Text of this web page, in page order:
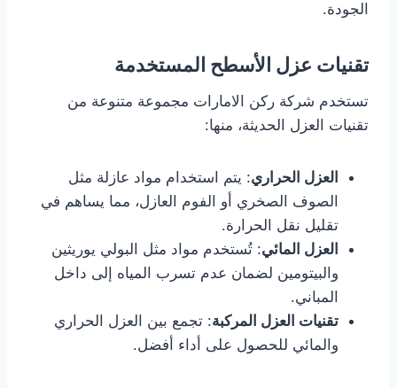
الجودة.
تقنيات عزل الأسطح المستخدمة
تستخدم شركة ركن الامارات مجموعة متنوعة من
تقنيات العزل الحديثة، منها:
العزل الحراري: يتم استخدام مواد عازلة مثل
الصوف الصخري أو الفوم العازل، مما يساهم في
تقليل نقل الحرارة.
العزل المائي: تُستخدم مواد مثل البولي يوريثين
والبيتومين لضمان عدم تسرب المياه إلى داخل
المباني.
تقنيات العزل المركبة: تجمع بين العزل الحراري
والمائي للحصول على أداء أفضل.